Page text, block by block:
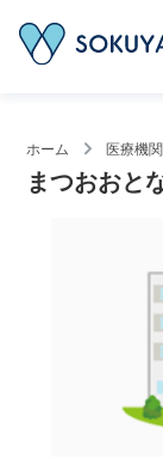
ホーム 医療機関
まつおおと